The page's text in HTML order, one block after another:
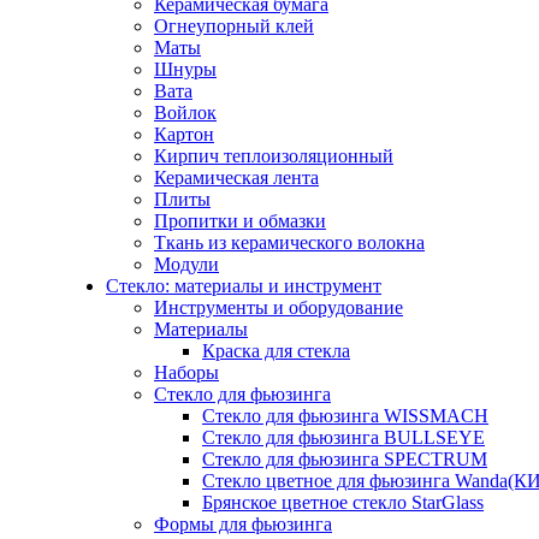
Керамическая бумага
Огнеупорный клей
Маты
Шнуры
Вата
Войлок
Картон
Кирпич теплоизоляционный
Керамическая лента
Плиты
Пропитки и обмазки
Ткань из керамического волокна
Модули
Стекло: материалы и инструмент
Инструменты и оборудование
Материалы
Краска для стекла
Наборы
Стекло для фьюзинга
Стекло для фьюзинга WISSMACH
Стекло для фьюзинга BULLSEYE
Стекло для фьюзинга SPECTRUM
Стекло цветное для фьюзинга
Брянское цветное стекло StarGlass
Формы для фьюзинга